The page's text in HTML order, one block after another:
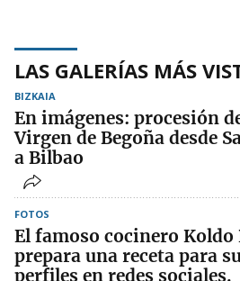
LAS GALERÍAS MÁS
BIZKAIA
En imágenes: procesión
Virgen de Begoña desde
a Bilbao
FOTOS
El famoso cocinero Koldo
prepara una receta para
perfiles en redes sociales.